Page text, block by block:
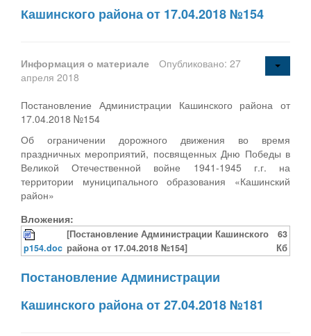
Кашинского района от 17.04.2018 №154
Информация о материале
Опубликовано: 27
апреля 2018
Постановление Администрации Кашинского района от
17.04.2018 №154
Об ограничении дорожного движения во время
праздничных мероприятий, посвященных Дню Победы в
Великой Отечественной войне 1941-1945 г.г. на
территории муниципального образования «Кашинский
район»
Вложения:
p154.doc
[Постановление Администрации Кашинского
района от 17.04.2018 №154]
63
Кб
Постановление Администрации
Кашинского района от 27.04.2018 №181